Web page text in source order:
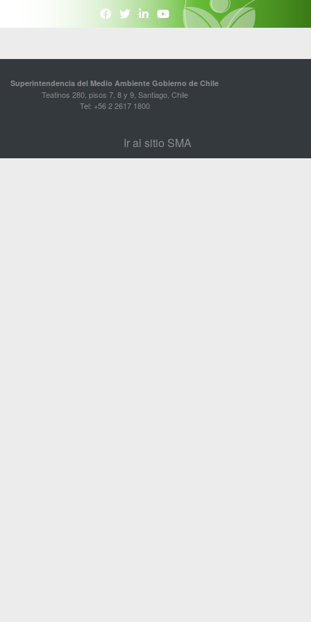
Superintendencia del Medio Ambiente Gobierno de Chile
Teatinos 280, pisos 7, 8 y 9, Santiago, Chile
Tel: +56 2 2617 1800
Ir al sitio SMA